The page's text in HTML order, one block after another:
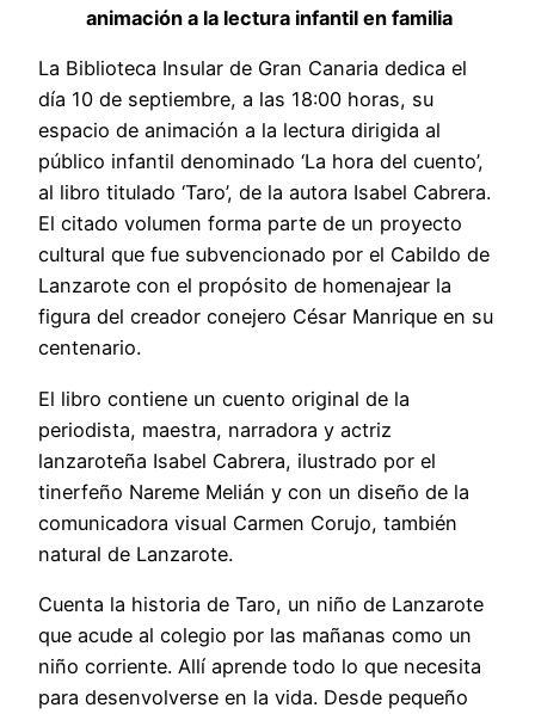
animación a la lectura infantil en familia
La Biblioteca Insular de Gran Canaria dedica el
día 10 de septiembre, a las 18:00 horas, su
espacio de animación a la lectura dirigida al
público infantil denominado ‘La hora del cuento’,
al libro titulado ‘Taro’, de la autora Isabel Cabrera.
El citado volumen forma parte de un proyecto
cultural que fue subvencionado por el Cabildo de
Lanzarote con el propósito de homenajear la
figura del creador conejero César Manrique en su
centenario.
El libro contiene un cuento original de la
periodista, maestra, narradora y actriz
lanzaroteña Isabel Cabrera, ilustrado por el
tinerfeño Nareme Melián y con un diseño de la
comunicadora visual Carmen Corujo, también
natural de Lanzarote.
Cuenta la historia de Taro, un niño de Lanzarote
que acude al colegio por las mañanas como un
niño corriente. Allí aprende todo lo que necesita
para desenvolverse en la vida. Desde pequeño